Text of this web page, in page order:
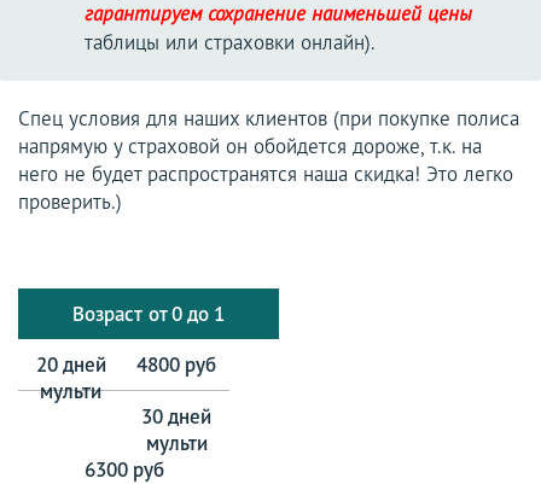
гарантируем сохранение наименьшей цены
таблицы или страховки онлайн).
Спец условия для наших клиентов (при покупке полиса
напрямую у страховой он обойдется дороже, т.к. на
него не будет распространятся наша скидка! Это легко
проверить.)
от 0 до 1
4800 руб
6300 руб